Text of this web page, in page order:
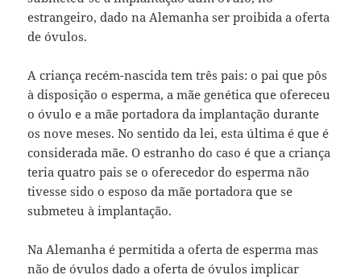
estrangeiro, dado na Alemanha ser proibida a oferta
de óvulos.
A criança recém-nascida tem três pais: o pai que pôs
à disposição o esperma, a mãe genética que ofereceu
o óvulo e a mãe portadora da implantação durante
os nove meses. No sentido da lei, esta última é que é
considerada mãe. O estranho do caso é que a criança
teria quatro pais se o oferecedor do esperma não
tivesse sido o esposo da mãe portadora que se
submeteu à implantação.
Na Alemanha é permitida a oferta de esperma mas
não de óvulos dado a oferta de óvulos implicar